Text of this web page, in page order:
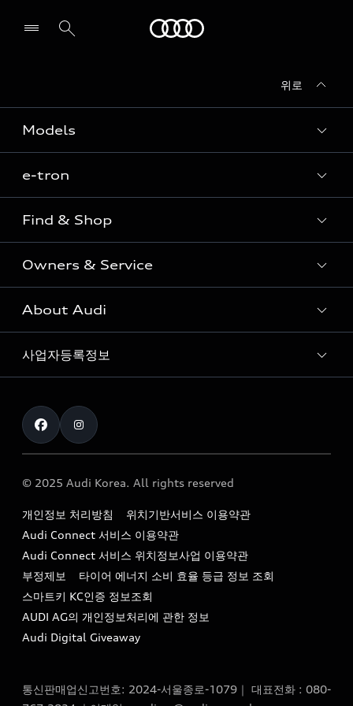
위로
Models
Sedan
SUV
Coupe
S range
e-tron
e-tron
Find & Shop
전시장/AAP 전시장/AS센터
아우디 신차 재고
아우디 모델 비교하기
아우디 공식 인증 중고차
The new Audi A6 Taste Drive 이벤트
Owners & Service
고객안내
Audi Connect
myAudiworld
내비게이션 데이터 다운로드
아우디 영상 매뉴얼
서비스 센터
서비스 프로그램
아우디 e-tron 케어 프로그램
사설수리업체를 위한 권고사항
About Audi
아우디 브랜드
Formula 1
Audi Story
아우디코리아 소식
아우디코리아 소개
아우디 스토리
아우디 브랜드 히스토리
quattro 시스템
사업자등록정보
통신판매업신고번호 : 2024-서울종로-1079
대표자명 : 틸 셰어
딩)
이메일 : audi_m@audi-ccc.co.kr
© 2025 Audi Korea. All rights reserved
개인정보 처리방침
위치기반서비스 이용약관
Audi Connect 서비스 이용약관
Audi Connect 서비스 위치정보사업 이용약관
부정제보
타이어 에너지 소비 효율 등급 정보 조회
스마트키 KC인증 정보조회
AUDI AG의 개인정보처리에 관한 정보
Audi Digital Giveaway
통신판매업신고번호: 2024-서울종로-1079｜ 대표전화 : 080-